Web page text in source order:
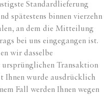
Standardlieferung
spätestens binnen vierzehn
an dem die Mitteilung
bei uns eingegangen ist.
wir dasselbe
Transaktion
Ihnen wurde ausdrücklich
Fall werden Ihnen wegen